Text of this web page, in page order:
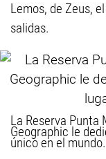
Lemos, de Zeus,
salidas.
La Reserva Punta
Geographic le
único en el mundo.